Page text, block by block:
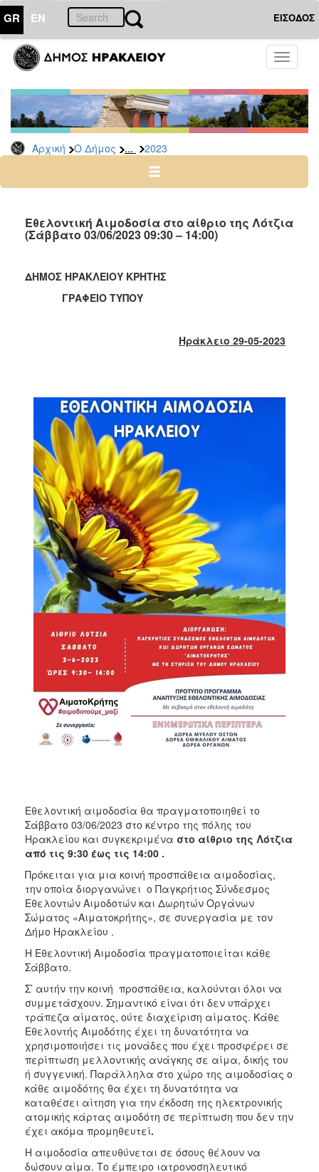
GR EN ΕΙΣΟΔΟΣ
Toggle
Αρχική Ο Δήμος ... 2023
ΔΗΜΟΣ
Δελτία
Τύπου
Αρχείο
2026
2024
2022
2020
2019
2013
2012
2011
2010
2006
ΠΟΛΙΤΙΣΜΟΣ
Εθελοντική Αιμοδοσία στο αίθριο της Λότζια
(Σάββατο 03/06/2023 09:30 – 14:00)
ΔΗΜΟΣ ΗΡΑΚΛΕΙΟΥ ΚΡΗΤΗΣ
ΓΡΑΦΕΙΟ ΤΥΠΟΥ
Ηράκλειο 29-05-2023
Εθελοντική αιμοδοσία θα πραγματοποιηθεί το
Σάββατο 03/06/2023 στο κέντρο της πόλης του
Ηρακλείου και συγκεκριμένα στο αίθριο της Λότζια
από τις 9:30 έως τις 14:00 .
Πρόκειται για μια κοινή προσπάθεια αιμοδοσίας,
την οποία διοργανώνει ο Παγκρήτιος Σύνδεσμος
Εθελοντών Αιμοδοτών και Δωρητών Οργάνων
Σώματος «Αιματοκρήτης», σε συνεργασία με τον
Δήμο Ηρακλείου .
Η Εθελοντική Αιμοδοσία πραγματοποιείται κάθε
Σάββατο.
Σ’ αυτήν την κοινή προσπάθεια, καλούνται όλοι να
συμμετάσχουν. Σημαντικό είναι ότι δεν υπάρχει
τράπεζα αίματος, ούτε διαχείριση αίματος. Κάθε
Εθελοντής Αιμοδότης έχει τη δυνατότητα να
χρησιμοποιήσει τις μονάδες που έχει προσφέρει σε
περίπτωση μελλοντικής ανάγκης σε αίμα, δικής του
ή συγγενική. Παράλληλα στο χώρο της αιμοδοσίας ο
κάθε αιμοδότης θα έχει τη δυνατότητα να
καταθέσει αίτηση για την έκδοση της ηλεκτρονικής
ατομικής κάρτας αιμοδότη σε περίπτωση που δεν την
έχει ακόμα προμηθευτεί.
Η αιμοδοσία απευθύνεται σε όσους θέλουν να
δώσουν αίμα. Το έμπειρο ιατρονοσηλευτικό